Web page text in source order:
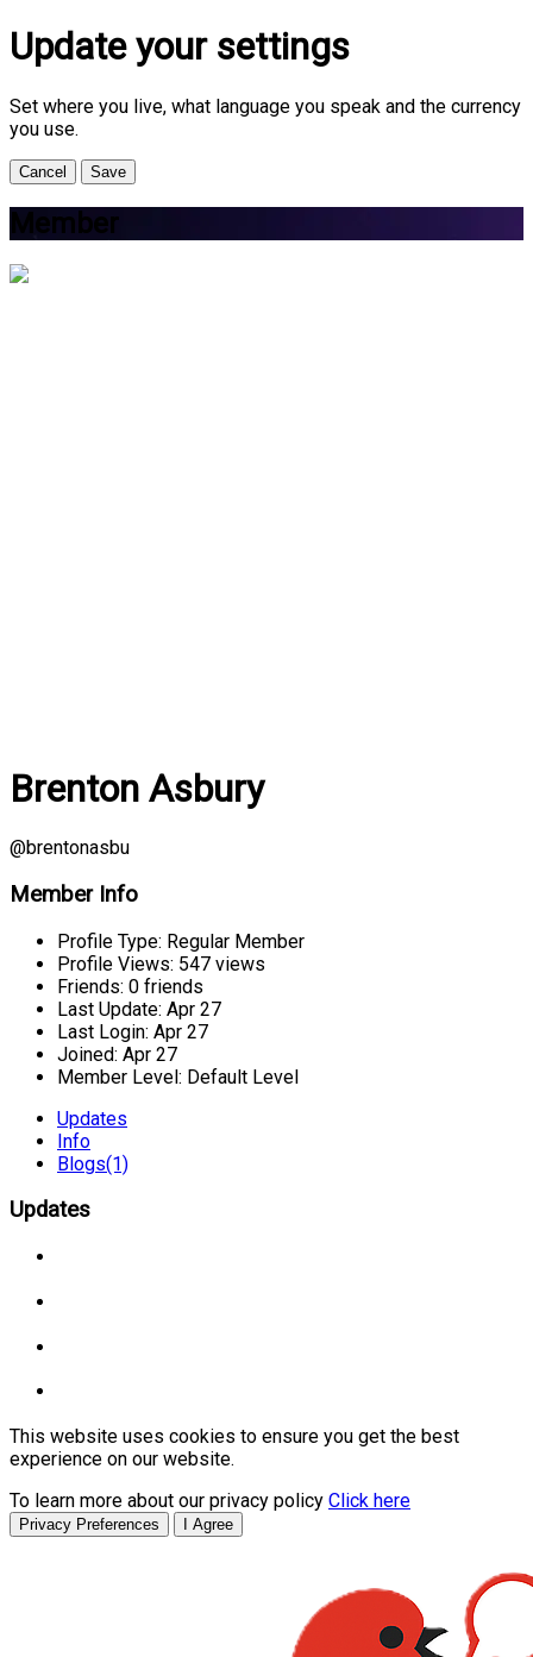
Update your settings
Set where you live, what language you speak and the currency
you use.
Cancel Save
Member
Brenton Asbury
@brentonasbu
Member Info
Profile Type: Regular Member
Profile Views: 547 views
Friends: 0 friends
Last Update: Apr 27
Last Login: Apr 27
Joined: Apr 27
Member Level: Default Level
Updates
Info
Blogs(1)
Updates
This website uses cookies to ensure you get the best
experience on our website.
To learn more about our privacy policy Click here
Privacy Preferences I Agree